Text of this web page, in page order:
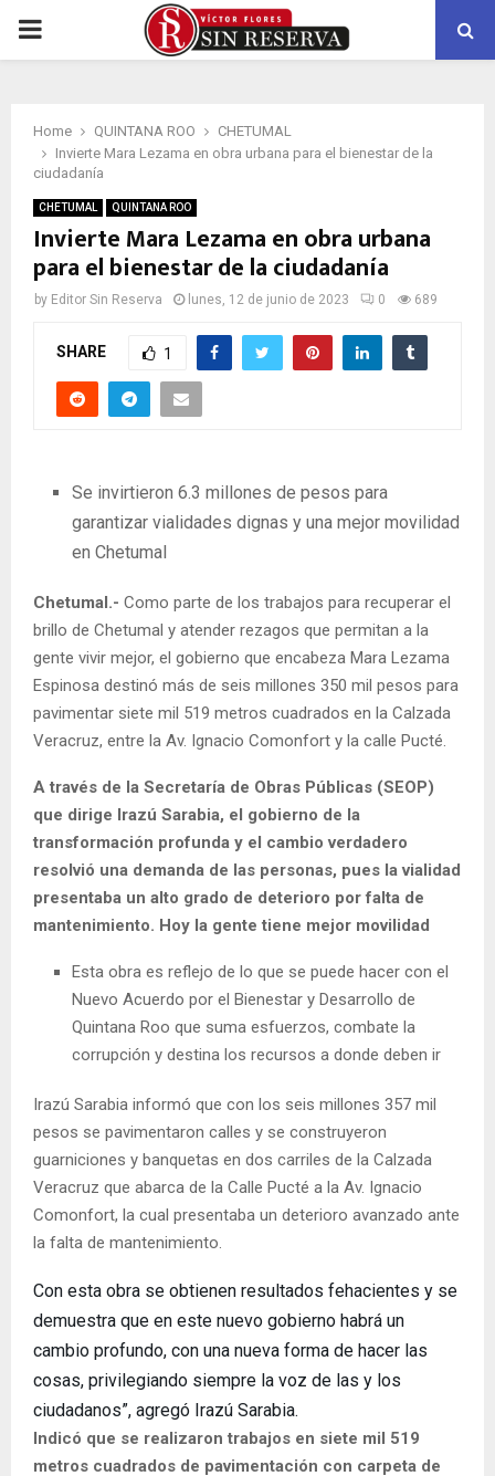
PRIMARY
Home QUINTANA ROO
CHETUMAL
Invierte Mara Lezama en obra urbana para el bienestar de la
ciudadanía
CHETUMAL QUINTANA ROO
Invierte Mara Lezama en obra urbana
para el bienestar de la ciudadanía
by Editor Sin Reserva lunes, 12 de junio de 2023 0 689
SHARE 1
Se invirtieron 6.3 millones de pesos para
garantizar vialidades dignas y una mejor movilidad
en Chetumal
Chetumal.- Como parte de los trabajos para recuperar el
brillo de Chetumal y atender rezagos que permitan a la
gente vivir mejor, el gobierno que encabeza Mara Lezama
Espinosa destinó más de seis millones 350 mil pesos para
pavimentar siete mil 519 metros cuadrados en la Calzada
Veracruz, entre la Av. Ignacio Comonfort y la calle Pucté.
A través de la Secretaría de Obras Públicas (SEOP)
que dirige Irazú Sarabia, el gobierno de la
transformación profunda y el cambio verdadero
resolvió una demanda de las personas, pues la vialidad
presentaba un alto grado de deterioro por falta de
mantenimiento. Hoy la gente tiene mejor movilidad
Esta obra es reflejo de lo que se puede hacer con el
Nuevo Acuerdo por el Bienestar y Desarrollo de
Quintana Roo que suma esfuerzos, combate la
corrupción y destina los recursos a donde deben ir
Irazú Sarabia informó que con los seis millones 357 mil
pesos se pavimentaron calles y se construyeron
guarniciones y banquetas en dos carriles de la Calzada
Veracruz que abarca de la Calle Pucté a la Av. Ignacio
Comonfort, la cual presentaba un deterioro avanzado ante
la falta de mantenimiento.
Con esta obra se obtienen resultados fehacientes y se
demuestra que en este nuevo gobierno habrá un
cambio profundo, con una nueva forma de hacer las
cosas, privilegiando siempre la voz de las y los
ciudadanos”, agregó Irazú Sarabia.
Indicó que se realizaron trabajos en siete mil 519
metros cuadrados de pavimentación con carpeta de